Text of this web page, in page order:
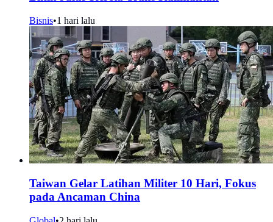
Bisnis•1 hari lalu
Taiwan Gelar Latihan Militer 10 Hari, Fokus
pada Ancaman China